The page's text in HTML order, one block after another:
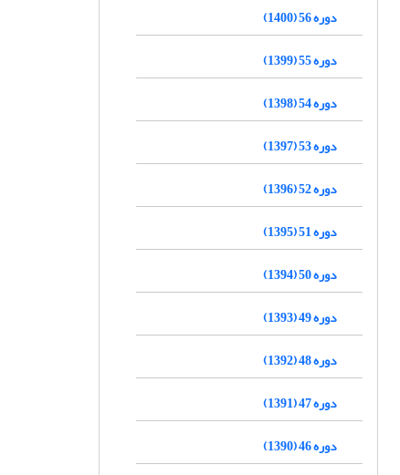
دوره 56 (1400)
دوره 55 (1399)
دوره 54 (1398)
دوره 53 (1397)
دوره 52 (1396)
دوره 51 (1395)
دوره 50 (1394)
دوره 49 (1393)
دوره 48 (1392)
دوره 47 (1391)
دوره 46 (1390)